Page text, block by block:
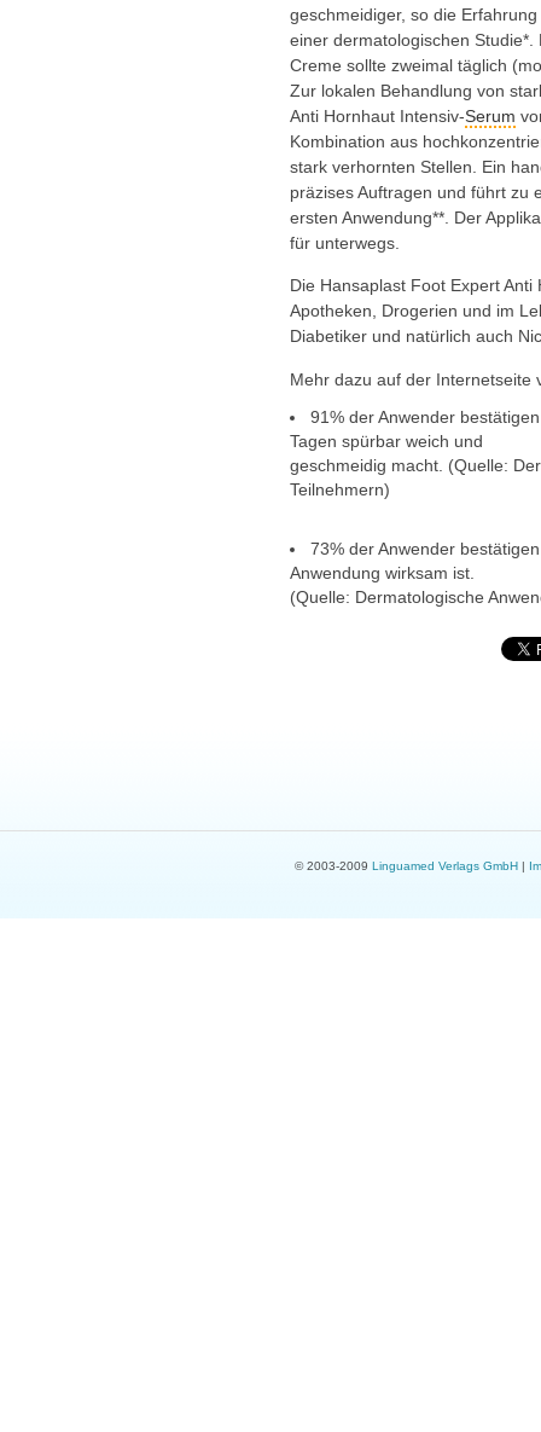
geschmeidiger, so die
einer dermatologischen
Creme sollte zweimal täglich
Zur lokalen Behandlung von
Anti Hornhaut Intensiv-Serum
Kombination aus
stark verhornten Stellen. Ein
präzises Auftragen und führt zu
ersten Anwendung**. Der
für unterwegs.
Die Hansaplast Foot Expert
Apotheken, Drogerien und im
Diabetiker und natürlich auch
Mehr dazu auf der Internetseite
91% der Anwender
Tagen spürbar weich und
geschmeidig macht. (Quelle:
Teilnehmern)
73% der Anwender
Anwendung wirksam ist.
(Quelle: Dermatologische
© 2003-2009 Linguamed Verlags GmbH